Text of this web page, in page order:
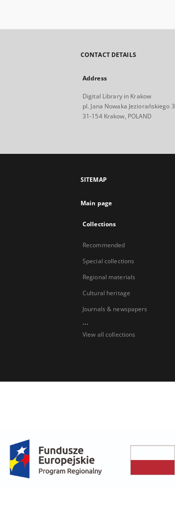
CONTACT DETAILS
Address
Digital Library in Krakow
pl. Jana Nowaka Jeziorańskiego 3
31-154 Krakow, POLAND
SITEMAP
Main page
Collections
Recommended
Special collections
Regional materials
Cultural heritage
Journals & newspapers
...
View all collections